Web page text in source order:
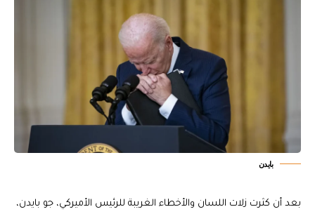
بايدن
بعد أن كثرت زلات اللسان والأخطاء الغريبة للرئيس الأميركي، جو بايدن،